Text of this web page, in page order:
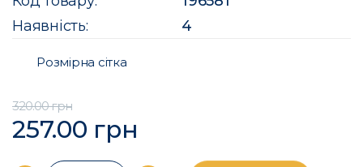
Наявність:
4
Розмірна сітка
320.00 грн
257.00 грн